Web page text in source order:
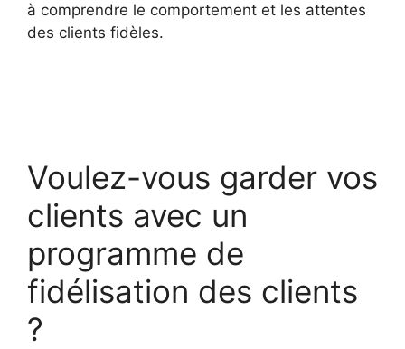
à comprendre le comportement et les attentes
des clients fidèles.
Voulez-vous garder vos
clients avec un
programme de
fidélisation des clients
?